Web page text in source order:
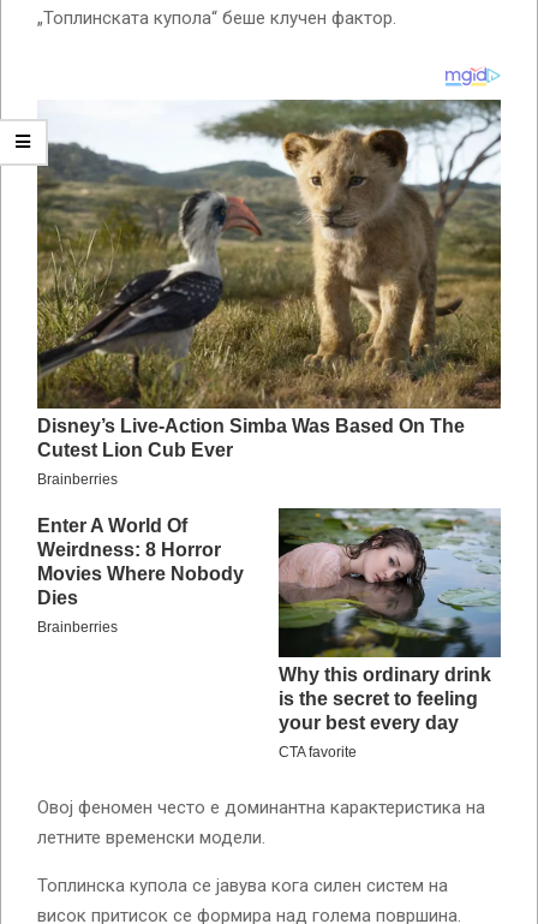
„Топлинската купола“ беше клучен фактор.
Овој феномен често е доминантна карактеристика на
летните временски модели.
Топлинска купола се јавува кога силен систем на
висок притисок се формира над голема површина.